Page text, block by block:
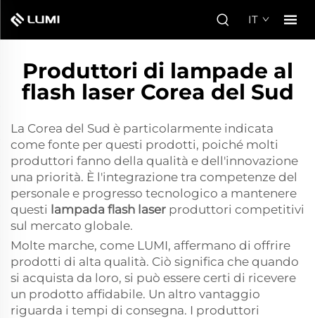
IT
Produttori di lampade al
flash laser Corea del Sud
La Corea del Sud è particolarmente indicata
come fonte per questi prodotti, poiché molti
produttori fanno della qualità e dell'innovazione
una priorità. È l'integrazione tra competenze del
personale e progresso tecnologico a mantenere
questi lampada flash laser produttori competitivi
sul mercato globale.
Molte marche, come LUMI, affermano di offrire
prodotti di alta qualità. Ciò significa che quando
si acquista da loro, si può essere certi di ricevere
un prodotto affidabile. Un altro vantaggio
riguarda i tempi di consegna. I produttori